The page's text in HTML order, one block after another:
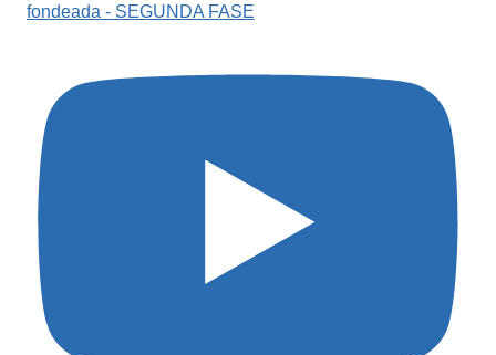
fondeada - SEGUNDA FASE